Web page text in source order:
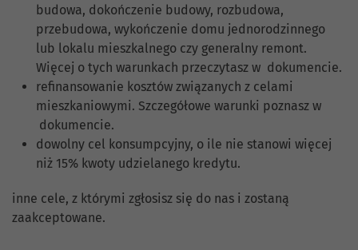
budowa, dokończenie budowy, rozbudowa,
przebudowa, wykończenie domu jednorodzinnego
lub lokalu mieszkalnego czy generalny remont.
Więcej o tych warunkach przeczytasz w dokumencie.
refinansowanie kosztów związanych z celami
mieszkaniowymi. Szczegółowe warunki poznasz w
dokumencie.
dowolny cel konsumpcyjny, o ile nie stanowi więcej
niż 15% kwoty udzielanego kredytu.
inne cele, z którymi zgłosisz się do nas i zostaną
zaakceptowane.